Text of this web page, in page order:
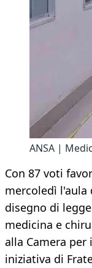
ANSA |
Con 87 voti
mercoledì l'aula
disegno di
medicina e
alla Camera
iniziativa di